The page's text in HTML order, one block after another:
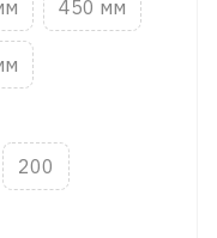
450 мм
200